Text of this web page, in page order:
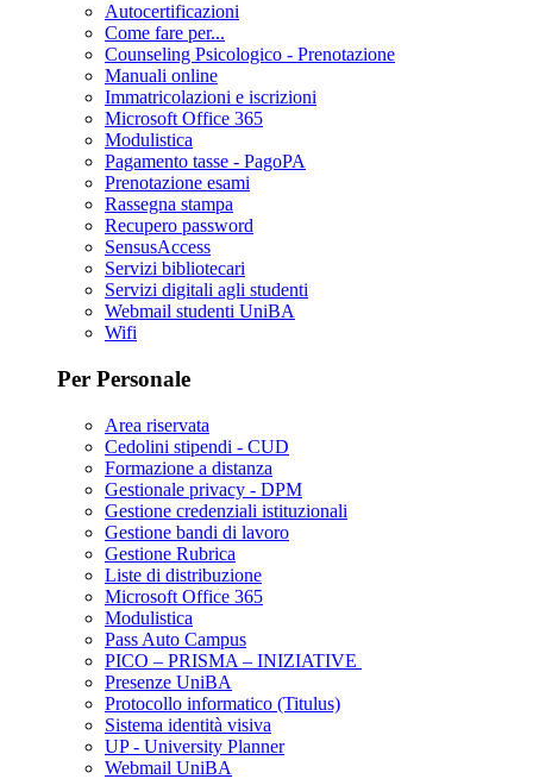
Autocertificazioni
Come fare per...
Counseling Psicologico - Prenotazione
Manuali online
Immatricolazioni e iscrizioni
Microsoft Office 365
Modulistica
Pagamento tasse - PagoPA
Prenotazione esami
Rassegna stampa
Recupero password
SensusAccess
Servizi bibliotecari
Servizi digitali agli studenti
Webmail studenti UniBA
Wifi
Per Personale
Area riservata
Cedolini stipendi - CUD
Formazione a distanza
Gestionale privacy - DPM
Gestione credenziali istituzionali
Gestione bandi di lavoro
Gestione Rubrica
Liste di distribuzione
Microsoft Office 365
Modulistica
Pass Auto Campus
PICO – PRISMA – INIZIATIVE
Presenze UniBA
Protocollo informatico (Titulus)
Sistema identità visiva
UP - University Planner
Webmail UniBA